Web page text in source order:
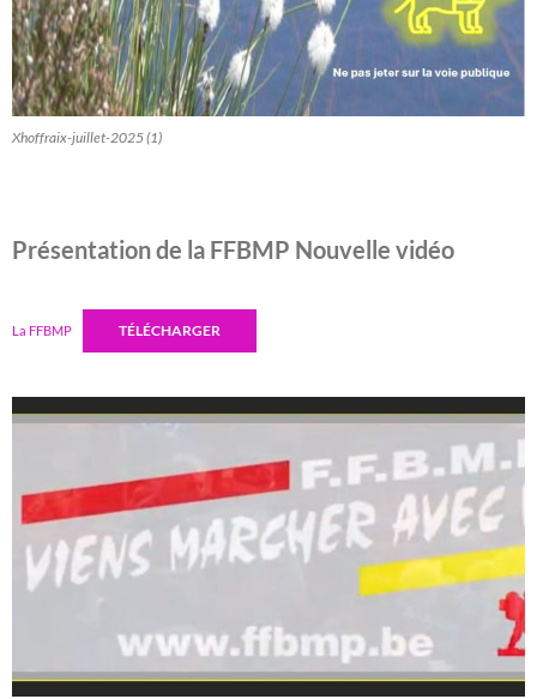
Xhoffraix-juillet-2025 (1)
Présentation de la FFBMP Nouvelle vidéo
La FFBMP TÉLÉCHARGER